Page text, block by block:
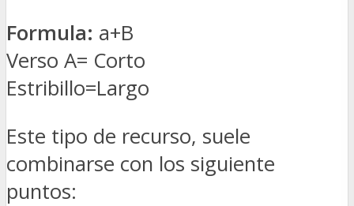
Formula: a+B
Verso A= Corto
Estribillo=Largo
Este tipo de recurso, suele
combinarse con los siguiente
puntos: